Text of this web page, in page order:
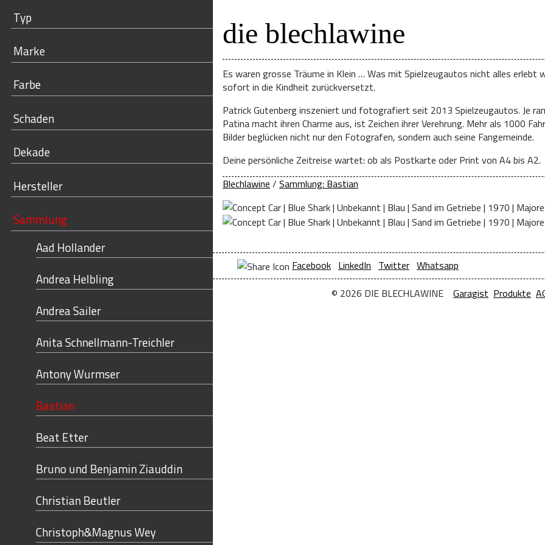
Typ
Marke
Farbe
Schaden
Dekade
Hersteller
Sammlung
Aad Hollander
Andrea Helbling
Andrea Sailer
Anita Schnellmann-Treichler
Antony Wurmser
Bastian
Beat Etter
Bruno und Benjamin Ziauddin
Christian Beutler
Christoph&Magnus Wey
die blechlawine
Es waren grosse Träume in Klein … Was mit Spielzeugautos nicht alles erlebt
sofort in die Kindheit zurückversetzt.
Patrick Gutenberg inszeniert und fotografiert seit 2013 Spielzeugautos. Je
Patina macht ihren Charme aus, ist Zeichen ihrer Verehrung. Mehr als 1000
Bilder beglücken nicht nur den Fotografen, sondern auch seine Fangemeinde.
Deine persönliche Zeitreise wartet: ob als Postkarte oder Print von A4 bis A2.
Blechlawine / Sammlung: Bastian
Facebook LinkedIn Twitter Whatsapp
© 2026 DIE BLECHLAWINE Garagist Produkte